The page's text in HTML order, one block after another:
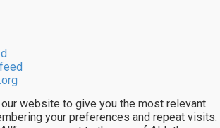
website to give you the most relevant
your preferences and repeat visits.